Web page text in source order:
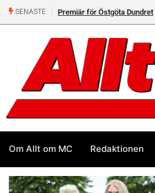
SENASTE Premiär för Östgöta Dundret
Om Allt om MC Redaktionen